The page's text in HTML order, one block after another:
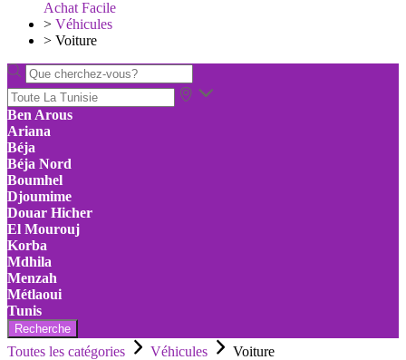
Achat Facile
> Véhicules
> Voiture
Ben Arous
Ariana
Béja
Béja Nord
Boumhel
Djoumime
Douar Hicher
El Mourouj
Korba
Mdhila
Menzah
Métlaoui
Tunis
Recherche
Toutes les catégories Véhicules
Voiture